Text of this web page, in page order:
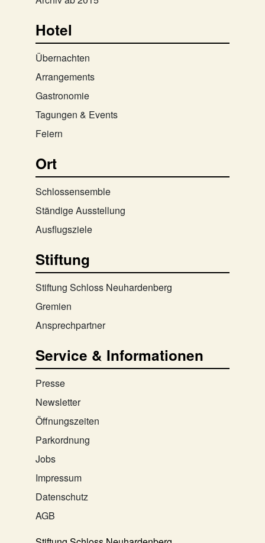
Hotel
Übernachten
Arrangements
Gastronomie
Tagungen & Events
Feiern
Ort
Schlossensemble
Ständige Ausstellung
Ausflugsziele
Stiftung
Stiftung Schloss Neuhardenberg
Gremien
Ansprechpartner
Service & Informationen
Presse
Newsletter
Öffnungszeiten
Parkordnung
Jobs
Impressum
Datenschutz
AGB